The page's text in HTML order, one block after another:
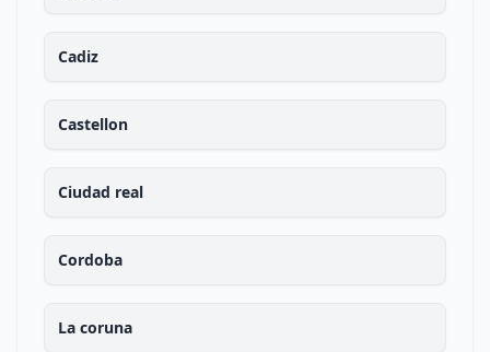
Cadiz
Castellon
Ciudad real
Cordoba
La coruna